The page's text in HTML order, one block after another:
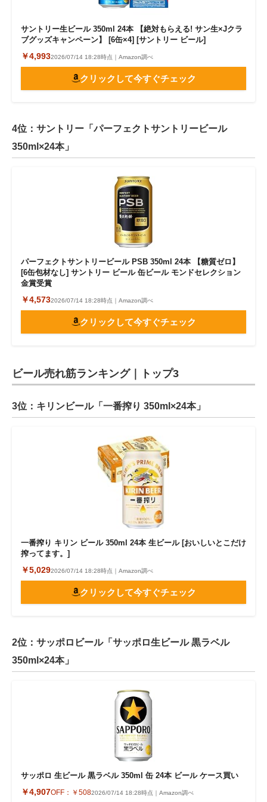
サントリー生ビール 350ml 24本 【絶対もらえる! サン生×Jクラ
ブグッズキャンペーン】 [6缶×4] [サントリー ビール]
￥4,9932026/07/14 18:28時点｜Amazon調べ
クリックして今すぐチェック
4位：サントリー「パーフェクトサントリービール
350ml×24本」
パーフェクトサントリービール PSB 350ml 24本 【糖質ゼロ】
[6缶包材なし] サントリー ビール 缶ビール モンドセレクション
金賞受賞
￥4,5732026/07/14 18:28時点｜Amazon調べ
クリックして今すぐチェック
ビール売れ筋ランキング｜トップ3
3位：キリンビール「一番搾り 350ml×24本」
一番搾り キリン ビール 350ml 24本 生ビール [おいしいとこだけ
搾ってます。]
￥5,0292026/07/14 18:28時点｜Amazon調べ
クリックして今すぐチェック
2位：サッポロビール「サッポロ生ビール 黒ラベル
350ml×24本」
サッポロ 生ビール 黒ラベル 350ml 缶 24本 ビール ケース買い
￥4,907OFF： ￥5082026/07/14 18:28時点｜Amazon調べ